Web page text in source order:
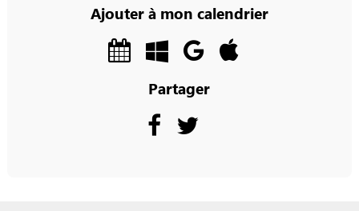
Ajouter à mon calendrier
Partager